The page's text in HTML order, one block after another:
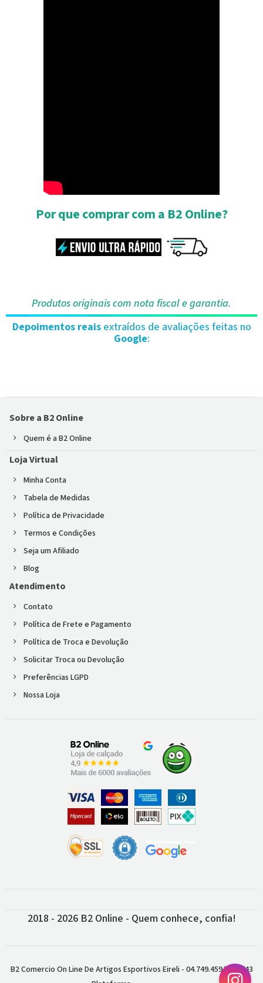
Por que comprar com a B2 Online?
Produtos originais com nota fiscal e garantia.
Depoimentos reaisextraídos de avaliações feitas no
Google:
Sobre a B2 Online
Quem é a B2 Online
Loja Virtual
Minha Conta
Tabela de Medidas
Política de Privacidade
Termos e Condições
Seja um Afiliado
Blog
Atendimento
Contato
Política de Frete e Pagamento
Política de Troca e Devolução
Solicitar Troca ou Devolução
Preferências LGPD
Nossa Loja
2018 - 2026 B2 Online - Quem conhece, confia!
B2 Comercio On Line De Artigos Esportivos Eireli - 04.749.459/0001-43